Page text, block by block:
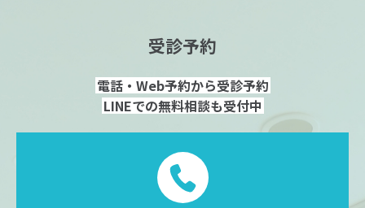
受診予約
電話・Web予約から受診予約
LINEでの無料相談も受付中